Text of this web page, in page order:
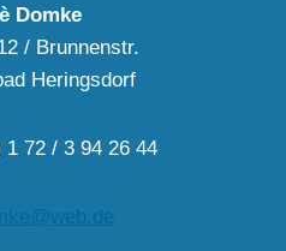
Domke
/ Brunnenstr.
Heringsdorf
1 72 / 3 94 26 44